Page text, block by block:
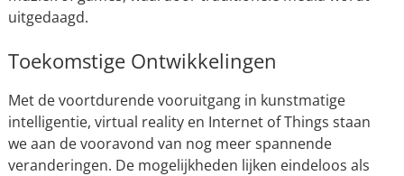
uitgedaagd.
Toekomstige Ontwikkelingen
Met de voortdurende vooruitgang in kunstmatige
intelligentie, virtual reality en Internet of Things staan
we aan de vooravond van nog meer spannende
veranderingen. De mogelijkheden lijken eindeloos als